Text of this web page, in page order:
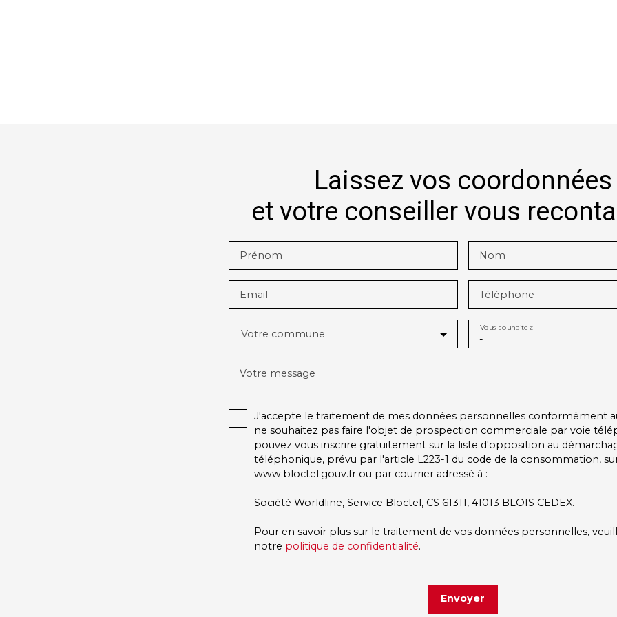
Laissez vos coordonnées
et votre conseiller vous
Prénom Nom
Email Téléphone
Votre commune -
Vous souhaitez
Votre message
J'accepte le traitement de mes données personnelles conformément
ne souhaitez pas faire l'objet de prospection commerciale par voie
pouvez vous inscrire gratuitement sur la liste d'opposition au
téléphonique, prévu par l'article L223-1 du code de la consommation,
www.bloctel.gouv.fr ou par courrier adressé à :
Société Worldline, Service Bloctel, CS 61311, 41013 BLOIS CEDEX.
Pour en savoir plus sur le traitement de vos données personnelles,
notre politique de confidentialité.
Envoyer